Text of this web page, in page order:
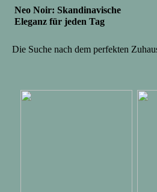
Neo Noir: Skandinavische
Eleganz für jeden Tag
Die Suche nach dem perfekten